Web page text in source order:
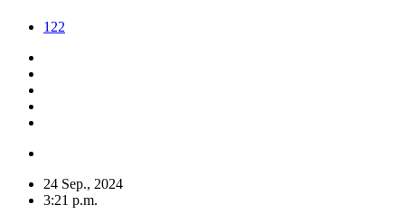
122
24 Sep., 2024
3:21 p.m.